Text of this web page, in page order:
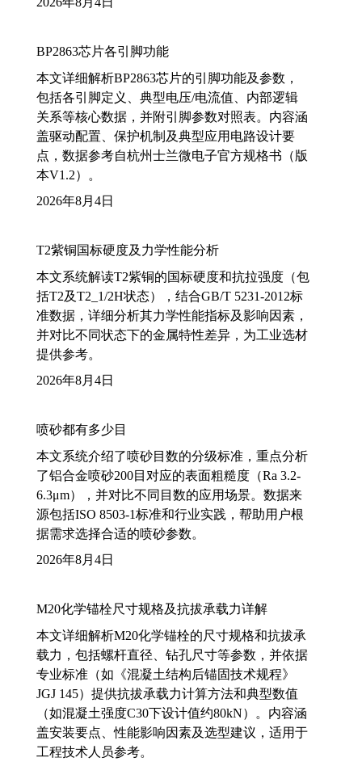
BP2863芯片各引脚功能
本文详细解析BP2863芯片的引脚功能及参数，
包括各引脚定义、典型电压/电流值、内部逻辑
关系等核心数据，并附引脚参数对照表。内容涵
盖驱动配置、保护机制及典型应用电路设计要
点，数据参考自杭州士兰微电子官方规格书（版
本V1.2）。
2026年8月4日
T2紫铜国标硬度及力学性能分析
本文系统解读T2紫铜的国标硬度和抗拉强度（包
括T2及T2_1/2H状态），结合GB/T 5231-2012标
准数据，详细分析其力学性能指标及影响因素，
并对比不同状态下的金属特性差异，为工业选材
提供参考。
2026年8月4日
喷砂都有多少目
本文系统介绍了喷砂目数的分级标准，重点分析
了铝合金喷砂200目对应的表面粗糙度（Ra 3.2-
6.3μm），并对比不同目数的应用场景。数据来
源包括ISO 8503-1标准和行业实践，帮助用户根
据需求选择合适的喷砂参数。
2026年8月4日
M20化学锚栓尺寸规格及抗拔承载力详解
本文详细解析M20化学锚栓的尺寸规格和抗拔承
载力，包括螺杆直径、钻孔尺寸等参数，并依据
专业标准（如《混凝土结构后锚固技术规程》
JGJ 145）提供抗拔承载力计算方法和典型数值
（如混凝土强度C30下设计值约80kN）。内容涵
盖安装要点、性能影响因素及选型建议，适用于
工程技术人员参考。